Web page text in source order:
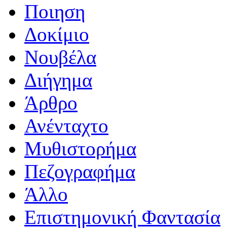
Ποιηση
Δοκίμιο
Νουβέλα
Διήγημα
Άρθρο
Ανένταχτο
Μυθιστορήμα
Πεζογραφήμα
Άλλο
Επιστημονική Φαντασία